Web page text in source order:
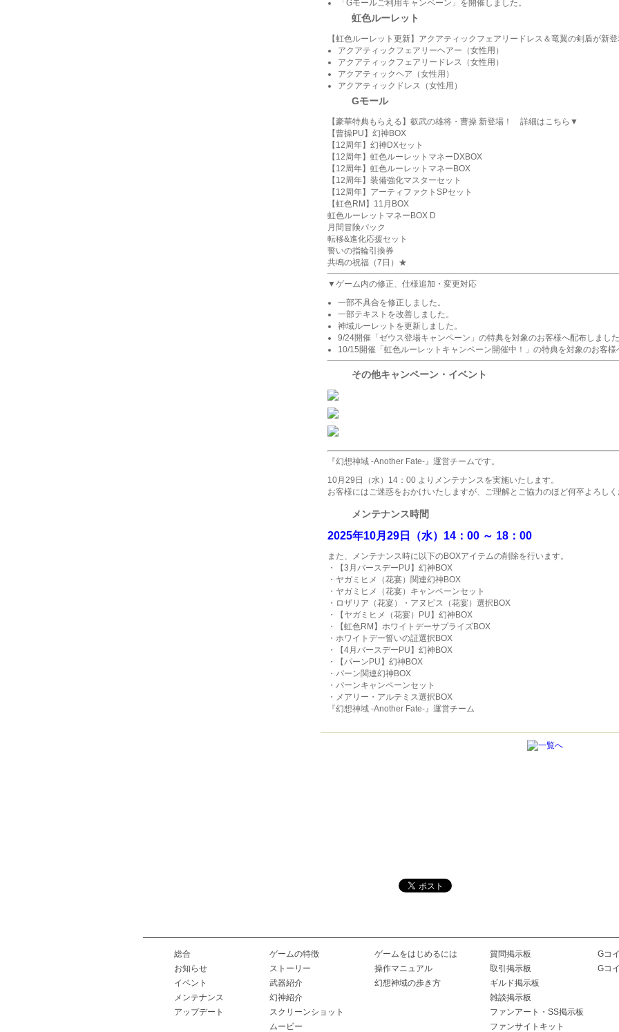
「Gモールご利用キャンペーン」を開催しました。
虹色ルーレット
【虹色ルーレット更新】アクアティックフェアリードレス＆竜翼の剣盾が
アクアティックフェアリーヘアー（女性用）
アクアティックフェアリードレス（女性用）
アクアティックヘア（女性用）
アクアティックドレス（女性用）
Gモール
【豪華特典もらえる】叡武の雄将・曹操 新登場！ 詳細はこちら▼
【曹操PU】幻神BOX
【12周年】幻神DXセット
【12周年】虹色ルーレットマネーDXBOX
【12周年】虹色ルーレットマネーBOX
【12周年】装備強化マスターセット
【12周年】アーティファクトSPセット
【虹色RM】11月BOX
虹色ルーレットマネーBOX D
月間冒険パック
転移&進化応援セット
誓いの指輪引換券
共鳴の祝福（7日）★
▼ゲーム内の修正、仕様追加・変更対応
一部不具合を修正しました。
一部テキストを改善しました。
神域ルーレットを更新しました。
9/24開催「ゼウス登場キャンペーン」の特典を対象のお客様へ配布しました
10/15開催「虹色ルーレットキャンペーン開催中！」の特典を対象のお客様
その他キャンペーン・イベント
『幻想神域 -Another Fate-』運営チームです。
10月29日（水）14：00 よりメンテナンスを実施いたします。
お客様にはご迷惑をおかけいたしますが、ご理解とご協力のほど何卒よろしく
メンテナンス時間
2025年10月29日（水） 14：00 ～ 18：00
また、メンテナンス時に以下のBOXアイテムの削除を行います。
・【3月バースデーPU】幻神BOX
・ヤガミヒメ（花宴）関連幻神BOX
・ヤガミヒメ（花宴）キャンペーンセット
・ロザリア（花宴）・アヌビス（花宴）選択BOX
・【ヤガミヒメ（花宴）PU】幻神BOX
・【虹色RM】ホワイトデーサプライズBOX
・ホワイトデー誓いの証選択BOX
・【4月バースデーPU】幻神BOX
・【パーンPU】幻神BOX
・パーン関連幻神BOX
・パーンキャンペーンセット
・メアリー・アルテミス選択BOX
『幻想神域 -Another Fate-』運営チーム
総合
お知らせ
イベント
メンテナンス
アップデート
ゲームの特徴
ストーリー
武器紹介
幻神紹介
スクリーンショット
ムービー
ゲームをはじめるには
操作マニュアル
幻想神域の歩き方
質問掲示板
取引掲示板
ギルド掲示板
雑談掲示板
ファンアート・SS掲示板
ファンサイトキット
Gコ
Gコ